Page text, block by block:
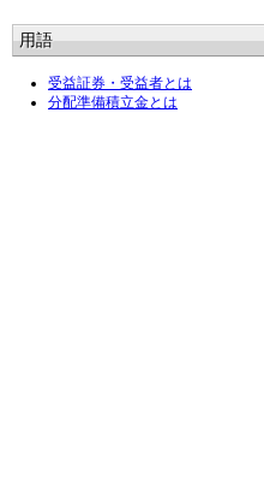
用語
受益証券・受益者とは
分配準備積立金とは